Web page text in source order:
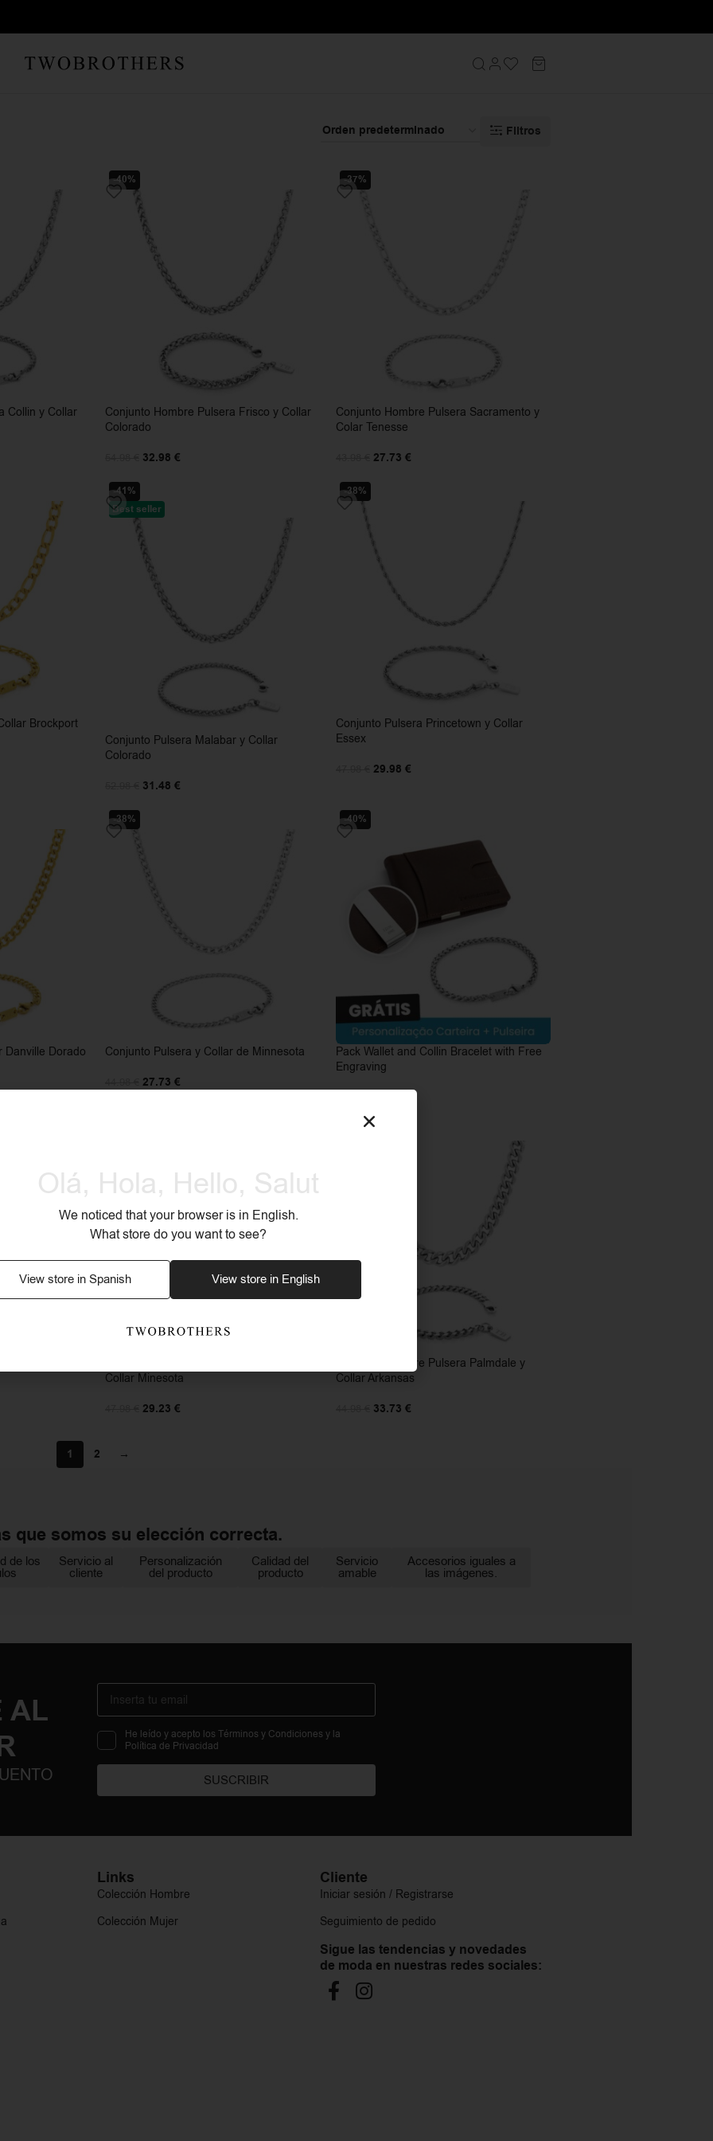
Filtros
Collin y Collar
-40%
Conjunto Hombre Pulsera Frisco y Collar
Colorado
32.98 €
-37%
Conjunto Hombre Pulsera Sacramento y
Colar Tenesse
27.73 €
Brockport
-41%
Best seller
Conjunto Pulsera Malabar y Collar
Colorado
31.48 €
-38%
Conjunto Pulsera Princetown y Collar
Essex
29.98 €
Danville Dorado
-38%
Conjunto Pulsera y Collar de Minnesota
27.73 €
-40%
Pack Wallet and Collin Bracelet with Free
Engraving
y Collar
Collar Minesota
29.23 €
-25%
Conjunto Hombre Pulsera Palmdale y
Collar Arkansas
33.73 €
1 2 →
que somos su elección correcta.
de los Servicio al
cliente
Personalización
del producto
Calidad del
producto
Servicio
amable
Accesorios iguales a
las imágenes.
AL
He leído y acepto los Términos y Condiciones y la
Política de Privacidad
SUSCRIBIR
Links
Colección Hombre
Colección Mujer
Cliente
Iniciar sesión / Registrarse
Seguimiento de pedido
Sigue las tendencias y novedades
de moda en nuestras redes sociales:
Olá, Hola, Hello, Salut
We noticed that your browser is in English.
What store do you want to see?
View store in Spanish View store in English